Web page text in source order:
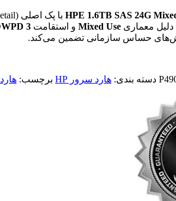
HPE 1.6TB SAS 24G با پک اصلی (Retail)، اوج قدرت ذخیره‌سازی در سرورهای نسل G11 است. این SSD با بهره‌گیری از رابط جدید
دلیل معماری Mixed Use و استقامت 3 DWPD
حساس سازمانی تضمین می‌کند.
دسته بندی: هارد سرور HP برچسب: هارد ssd سرور